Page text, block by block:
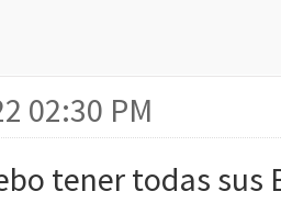
02:30 PM
tener todas sus